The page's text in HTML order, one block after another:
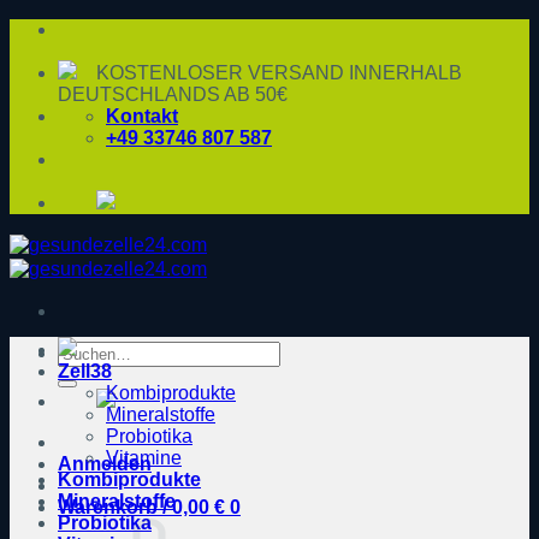
Zum
springen KOSTENLOSER VERSAND INNERHALB
DEUTSCHLANDS AB 50€
Kontakt
+49 33746 807 587
Suche
nach:
Anmelden
Warenkorb /0,00 € 0
Zell38
Kombiprodukte
Mineralstoffe
Probiotika
Vitamine
Kombiprodukte
Mineralstoffe
Probiotika